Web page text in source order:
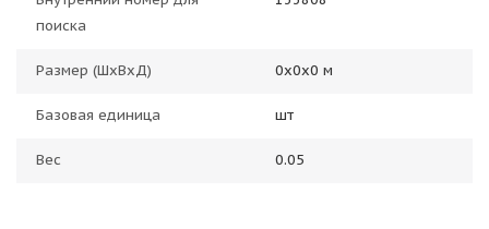
поиска
Размер (ШхВхД) 0х0х0 м
Базовая единица шт
Вес 0.05